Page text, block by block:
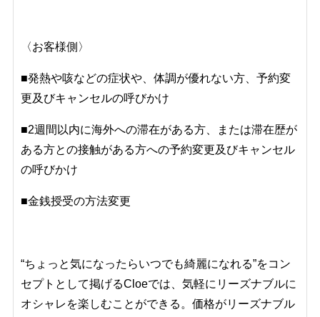
〈お客様側〉
■発熱や咳などの症状や、体調が優れない方、予約変
更及びキャンセルの呼びかけ
■2週間以内に海外への滞在がある方、または滞在歴が
ある方との接触がある方への予約変更及びキャンセル
の呼びかけ
■金銭授受の方法変更
“ちょっと気になったらいつでも綺麗になれる”をコン
セプトとして掲げるCloeでは、気軽にリーズナブルに
オシャレを楽しむことができる。価格がリーズナブル